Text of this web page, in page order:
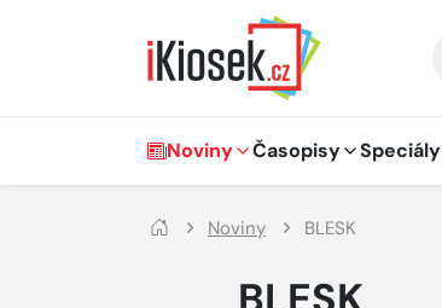
Hlavní navigace
Noviny Časopisy Speciály
Noviny BLESK